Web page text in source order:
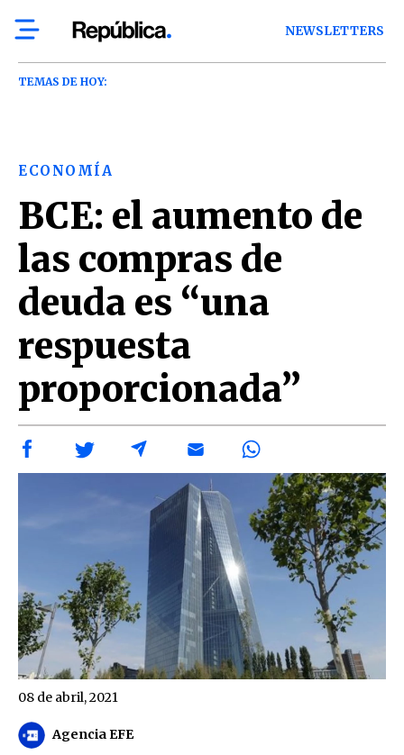
NEWSLETTERS
TEMAS DE HOY:
ECONOMÍA
BCE: el aumento de
las compras de
deuda es “una
respuesta
proporcionada”
Agencia EFE
08 de abril, 2021